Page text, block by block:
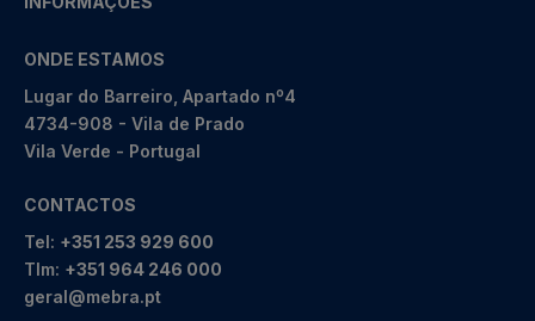
ONDE ESTAMOS
Lugar do Barreiro, Apartado nº4
4734-908 - Vila de Prado
Vila Verde - Portugal
CONTACTOS
Tel: +351 253 929 600
Tlm: +351 964 246 000
geral@mebra.pt